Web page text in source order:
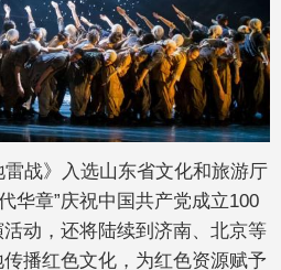
战》入选山东省文化和旅游厅
华章”庆祝中国共产党成立100
动，还将陆续到济南、北京等
播红色文化，为红色资源赋予